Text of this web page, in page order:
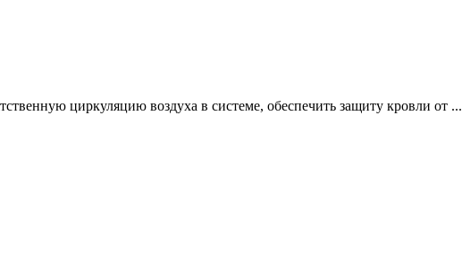
циркуляцию воздуха в системе, обеспечить защиту кровли от ...